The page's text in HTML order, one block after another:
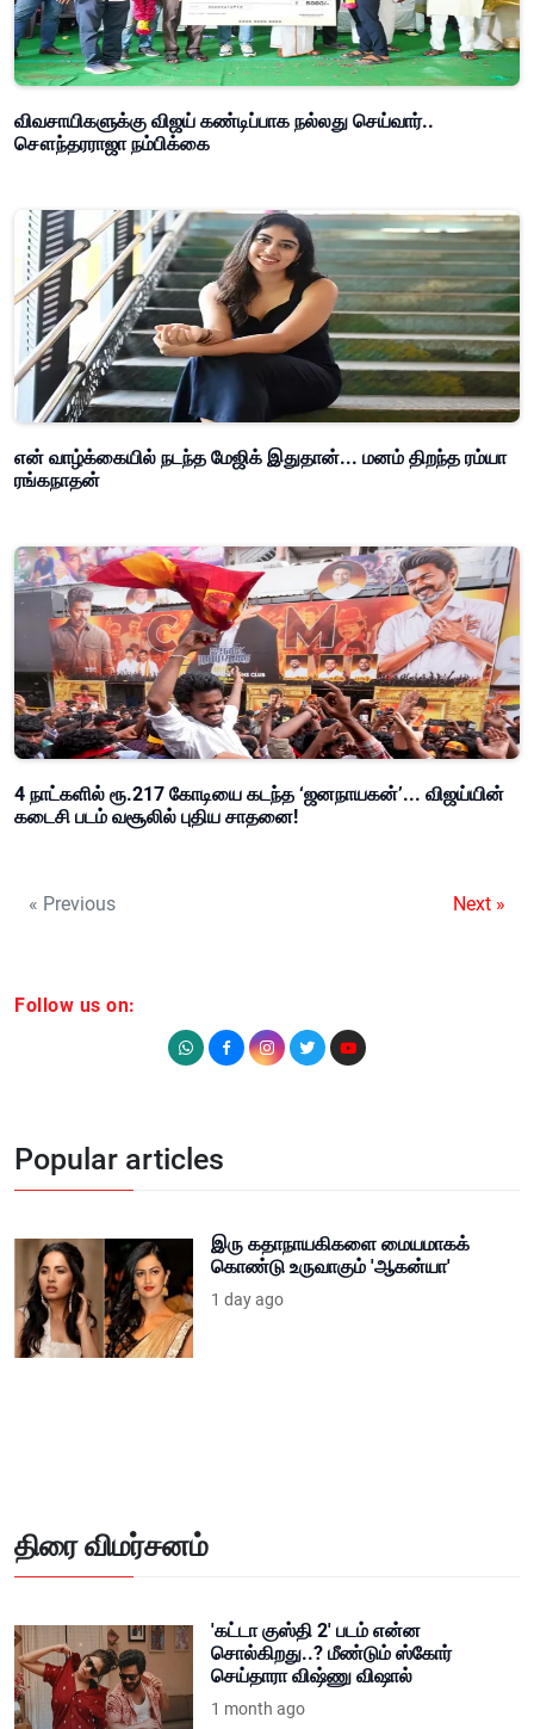
விவசாயிகளுக்கு விஜய் கண்டிப்பாக நல்லது செய்வார்..
சௌந்தரராஜா நம்பிக்கை
என் வாழ்க்கையில் நடந்த மேஜிக் இதுதான்... மனம் திறந்த ரம்யா
ரங்கநாதன்
4 நாட்களில் ரூ.217 கோடியை கடந்த ‘ஜனநாயகன்’... விஜய்யின்
கடைசி படம் வசூலில் புதிய சாதனை!
« Previous Next »
Follow us on:
Popular articles
இரு கதாநாயகிகளை மையமாகக்
கொண்டு உருவாகும் 'ஆகன்யா'
1 day ago
திரை விமர்சனம்
'கட்டா குஸ்தி 2' படம் என்ன
சொல்கிறது..? மீண்டும் ஸ்கோர்
செய்தாரா விஷ்ணு விஷால்
1 month ago